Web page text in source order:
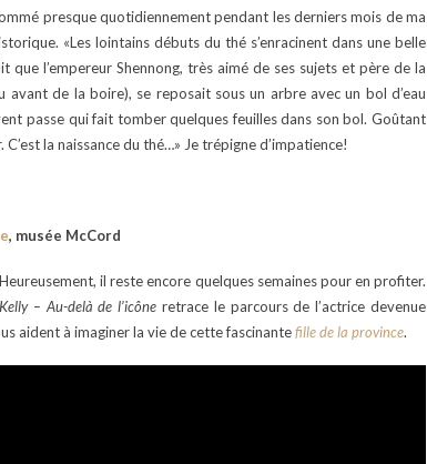
presque quotidiennement pendant les derniers mois de ma
«Les lointains débuts du thé s’enracinent dans une belle
l’empereur Shennong, très aimé de ses sujets et père de la
de la boire), se reposait sous un arbre avec un bol d’eau
passe qui fait tomber quelques feuilles dans son bol. Goûtant
la naissance du thé…» Je trépigne d’impatience!
, musée McCord
il reste encore quelques semaines pour en profiter.
– Au-delà de l’icône retrace le parcours de l’actrice devenue
aident à imaginer la vie de cette fascinantefille de la province.